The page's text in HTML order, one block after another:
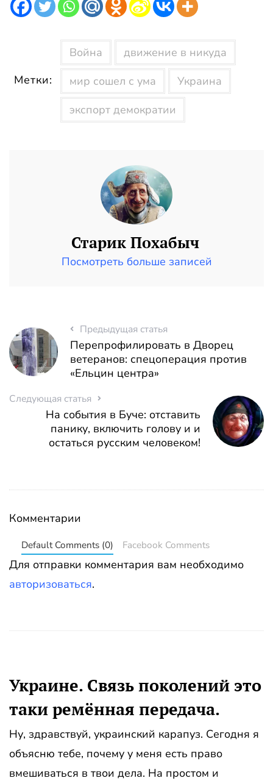
Метки:
Война
движение в никуда
мир сошел с ума
Украина
экспорт демократии
Старик Похабыч
Посмотреть больше записей
Предыдущая статья
Перепрофилировать в Дворец
ветеранов: спецоперация против
«Ельцин центра»
Следующая статья
На события в Буче: отставить
панику, включить голову и и
остаться русским человеком!
Комментарии
Default Comments (0) Facebook Comments
Для отправки комментария вам необходимо
авторизоваться.
Украине. Связь поколений это
таки ремённая передача.
Ну, здравствуй, украинский карапуз. Сегодня я
объясню тебе, почему у меня есть право
вмешиваться в твои дела. На простом и